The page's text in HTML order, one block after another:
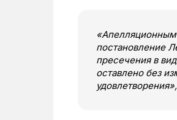
«Апелляционным
постановление
пресечения в
оставлено без